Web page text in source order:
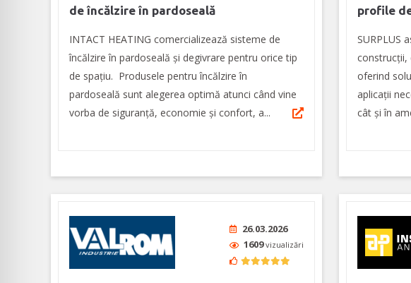
de încălzire în pardoseală
INTACT HEATING comercializează sisteme de
încălzire în pardoseală și degivrare pentru orice tip
de spațiu. Produsele pentru încălzire în
pardoseală sunt alegerea optimă atunci când vine
vorba de siguranță, economie și confort, a...
profile
SURPLUS
construcții,
oferind
aplicații
cât și în
26.03.2026
1609vizualizări